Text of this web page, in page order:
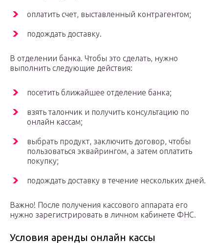
оплатить счет, выставленный контрагентом;
подождать доставку.
В отделении банка. Чтобы это сделать, нужно
выполнить следующие действия:
посетить ближайшее отделение банка;
взять талончик и получить консультацию по
онлайн кассам;
выбрать продукт, заключить договор, чтобы
пользоваться эквайрингом, а затем оплатить
покупку;
подождать доставку в течение нескольких дней.
Важно! После получения кассового аппарата его
нужно зарегистрировать в личном кабинете ФНС.
Условия аренды онлайн кассы